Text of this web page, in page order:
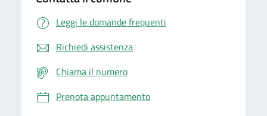
Leggi le domande frequenti
Richiedi assistenza
Chiama il numero
Prenota appuntamento